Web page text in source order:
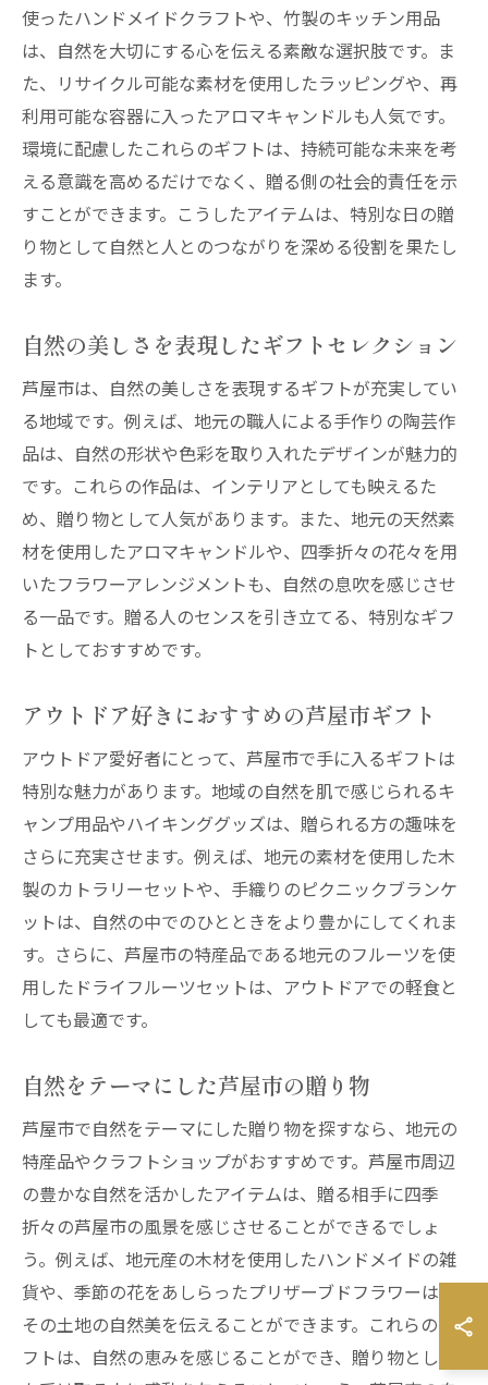
使ったハンドメイドクラフトや、竹製のキッチン用品
は、自然を大切にする心を伝える素敵な選択肢です。ま
た、リサイクル可能な素材を使用したラッピングや、再
利用可能な容器に入ったアロマキャンドルも人気です。
環境に配慮したこれらのギフトは、持続可能な未来を考
える意識を高めるだけでなく、贈る側の社会的責任を示
すことができます。こうしたアイテムは、特別な日の贈
り物として自然と人とのつながりを深める役割を果たし
ます。
自然の美しさを表現したギフトセレクション
芦屋市は、自然の美しさを表現するギフトが充実してい
る地域です。例えば、地元の職人による手作りの陶芸作
品は、自然の形状や色彩を取り入れたデザインが魅力的
です。これらの作品は、インテリアとしても映えるた
め、贈り物として人気があります。また、地元の天然素
材を使用したアロマキャンドルや、四季折々の花々を用
いたフラワーアレンジメントも、自然の息吹を感じさせ
る一品です。贈る人のセンスを引き立てる、特別なギフ
トとしておすすめです。
アウトドア好きにおすすめの芦屋市ギフト
アウトドア愛好者にとって、芦屋市で手に入るギフトは
特別な魅力があります。地域の自然を肌で感じられるキ
ャンプ用品やハイキンググッズは、贈られる方の趣味を
さらに充実させます。例えば、地元の素材を使用した木
製のカトラリーセットや、手織りのピクニックブランケ
ットは、自然の中でのひとときをより豊かにしてくれま
す。さらに、芦屋市の特産品である地元のフルーツを使
用したドライフルーツセットは、アウトドアでの軽食と
しても最適です。
自然をテーマにした芦屋市の贈り物
芦屋市で自然をテーマにした贈り物を探すなら、地元の
特産品やクラフトショップがおすすめです。芦屋市周辺
の豊かな自然を活かしたアイテムは、贈る相手に四季
折々の芦屋市の風景を感じさせることができるでしょ
う。例えば、地元産の木材を使用したハンドメイドの雑
貨や、季節の花をあしらったプリザーブドフラワーは、
その土地の自然美を伝えることができます。これらのギ
フトは、自然の恵みを感じることができ、贈り物として